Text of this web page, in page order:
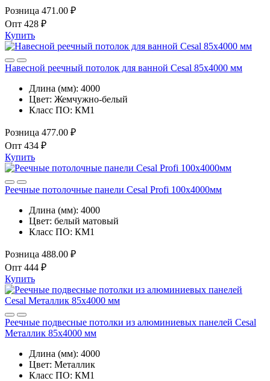
Розница 471.00 ₽
Опт 428 ₽
Купить
Навесной реечный потолок для ванной Cesal 85х4000 мм
Длина (мм): 4000
Цвет: Жемчужно-белый
Класс ПО: КМ1
Розница 477.00 ₽
Опт 434 ₽
Купить
Реечные потолочные панели Cesal Profi 100x4000мм
Длина (мм): 4000
Цвет: белый матовый
Класс ПО: КМ1
Розница 488.00 ₽
Опт 444 ₽
Купить
Реечные подвесные потолки из алюминиевых панелей Cesal
Металлик 85х4000 мм
Длина (мм): 4000
Цвет: Металлик
Класс ПО: КМ1